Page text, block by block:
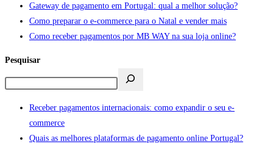
Gateway de pagamento em Portugal: qual a melhor solução?
Como preparar o e-commerce para o Natal e vender mais
Como receber pagamentos por MB WAY na sua loja online?
Pesquisar
Receber pagamentos internacionais: como expandir o seu e-
commerce
Quais as melhores plataformas de pagamento online Portugal?